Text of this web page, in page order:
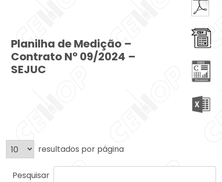
Planilha de Medição –
Contrato Nº 09/2024 –
SEJUC
resultados por página
Pesquisar